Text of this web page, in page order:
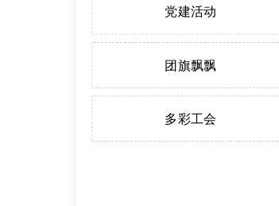
党建活动
团旗飘飘
多彩工会